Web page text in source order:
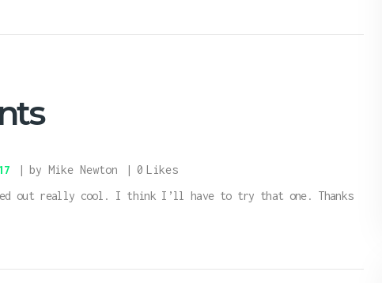
by Mike Newton 0 Likes
out really cool. I think I’ll have to try that one. Thanks